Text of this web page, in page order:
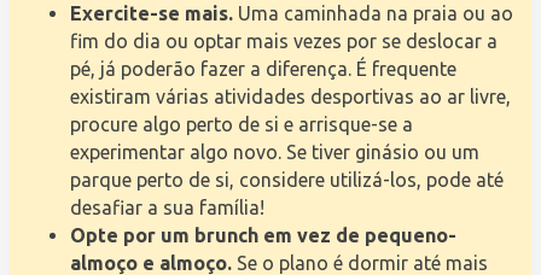
Exercite-se mais. Uma caminhada na praia ou ao
fim do dia ou optar mais vezes por se deslocar a
pé, já poderão fazer a diferença. É frequente
existiram várias atividades desportivas ao ar livre,
procure algo perto de si e arrisque-se a
experimentar algo novo. Se tiver ginásio ou um
parque perto de si, considere utilizá-los, pode até
desafiar a sua família!
Opte por um brunch em vez de pequeno-
almoço e almoço. Se o plano é dormir até mais